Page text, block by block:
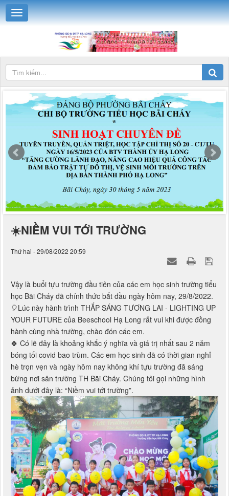
☀️NIỀM VUI TỚI TRƯỜNG
Thứ hai - 29/08/2022 20:59
Vậy là buổi tựu trường đầu tiên của các em học sinh trường tiểu
học Bãi Cháy đã chính thức bắt đầu ngày hôm nay, 29/8/2022.
🎈Lúc này hành trình THẮP SÁNG TƯƠNG LAI - LIGHTING UP
YOUR FUTURE của Beeschool Hạ Long rất vui khi được đồng
hành cùng nhà trường, chào đón các em.
🍀 Có lẽ đây là khoảng khắc ý nghĩa và giá trị nhất sau 2 năm
bóng tối covid bao trùm. Các em học sinh đã có thời gian nghỉ
hè trọn vẹn và ngày hôm nay không khí tựu trường đã sáng
bừng nơi sân trường TH Bãi Cháy. Chúng tôi gọi những hình
ảnh dưới đây là: “Niềm vui tới trường”.